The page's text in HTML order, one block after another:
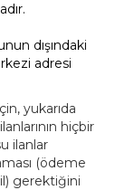
dışındaki
adresi
yukarıda
hiçbir
ilanlar
(ödeme
gerektiğini